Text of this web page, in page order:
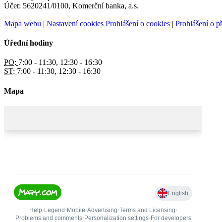
Účet: 5620241/0100, Komerční banka, a.s.
Mapa webu | Nastavení cookies Prohlášení o cookies | Prohlášení o
Úřední hodiny
PO: 7:00 - 11:30, 12:30 - 16:30
ST: 7:00 - 11:30, 12:30 - 16:30
Mapa